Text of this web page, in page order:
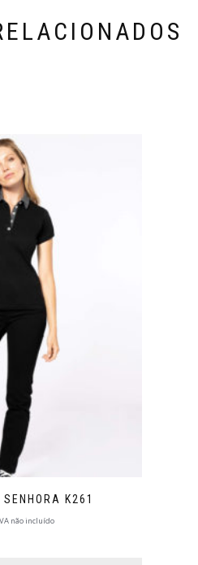
SENHORA K261
não incluído